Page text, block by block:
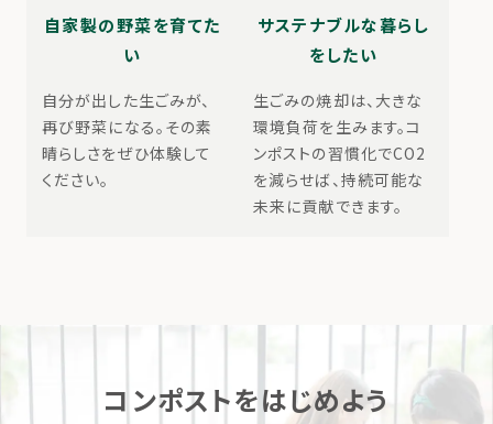
自家製の野菜を育てた
い
自分が出した生ごみが、
再び野菜になる。その素
晴らしさをぜひ体験して
ください。
サステナブルな暮らし
をしたい
生ごみの焼却は、大きな
環境負荷を生みます。コ
ンポストの習慣化でCO2
を減らせば、持続可能な
未来に貢献できます。
コンポストをはじめよう